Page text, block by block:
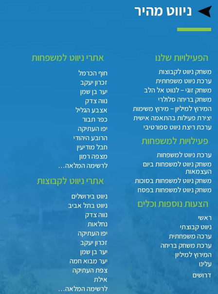
ניווט מהיר
הפעילויות שלנו
משחק ניווט לקבוצות
ערכת ניווט משפחתית
משחק זוגי – לנווט אל הלב
משחק בריחה סלולרי
המירוץ למיליון – מירוץ משימות
יצירת פעילות בהתאמה אישית
ערכת ריצת ניווט ספורטיבי
פעילויות למשפחות
ערכת ניווט למשפחות
משחק ניווט למשפחות ביום
העצמאות
משחק ניווט למשפחות בסוכות
משחק ניווט למשפחות בפסח
הצעות נוספות וכלים
ראשי
ניווט קבוצתי
ערכה משפחתית
ערכת משחק בריחה
המירוץ למיליון
עלינו
דרושים
אתרי ניווט למשפחות
חוף הכרמל
זכרון יעקב
יער בן שמן
נווה צדק
אצבע הגליל
כפר תבור
יפו העתיקה
הרובע היהודי
חבל מודיעין
מצפה רמון
לרשימה המלאה…
אתרי ניווט לקבוצות
ניווט בירושלים
ניווט בתל אביב
נווה צדק
נחלאות
יפו העתיקה
זכרון יעקב
יער בן שמן
יער מבוא חמה
צפת העתיקה
אילת
לרשימה המלאה…